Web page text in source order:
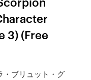
3) (Free
・ブリュット・グ